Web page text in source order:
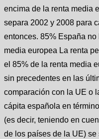
encima de la renta media
separa 2002 y 2008 para
entonces. 85% España
media europea La renta
el 85% de la renta media
sin precedentes en las
comparación con la UE o
cápita española en
(es decir, teniendo en
de los países de la UE)